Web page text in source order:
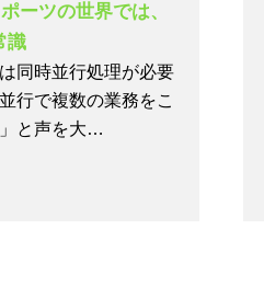
ーツの世界では、
識
同時並行処理が必要
行で複数の業務をこ
と声を大…